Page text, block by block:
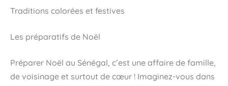
Traditions colorées et festives
Les préparatifs de Noël
Préparer Noël au Sénégal, c’est une affaire de famille,
de voisinage et surtout de cœur ! Imaginez-vous dans